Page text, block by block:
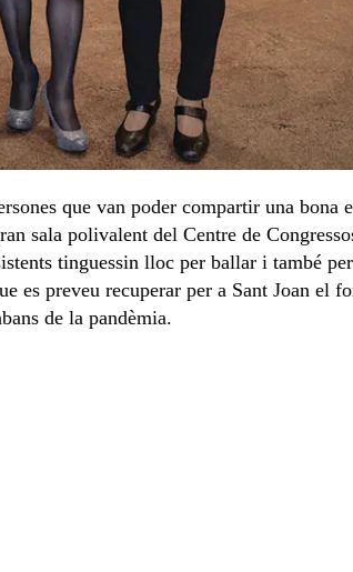
que van poder compartir una bona
sala polivalent del Centre de
tinguessin lloc per ballar i també
es preveu recuperar per a Sant Joan el
de la pandèmia.